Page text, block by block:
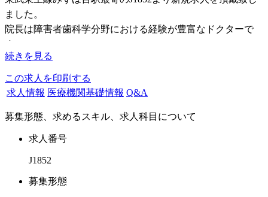
ました。
院長は障害者歯科学分野における経験が豊富なドクターで
す。
障害者治療も熱心にやっており、小児、高齢者にも応用で
き、幅広い分野の人の治療が学べます。
長の右上となり活躍して頂けるドクターの募集を頂戴致しま
した。
続きを見る
この求人を印刷する
求人情報 医療機関基礎情報 Q&A
募集形態、求めるスキル、求人科目について
求人番号
J1852
募集形態